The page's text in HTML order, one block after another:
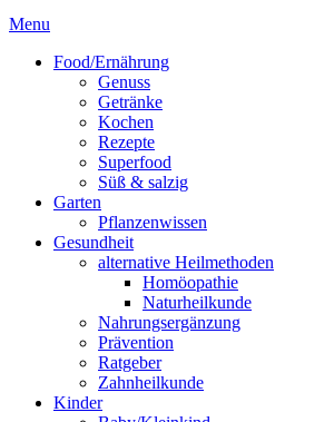
Menu
Food/Ernährung
Genuss
Getränke
Kochen
Rezepte
Superfood
Süß & salzig
Garten
Pflanzenwissen
Gesundheit
alternative Heilmethoden
Homöopathie
Naturheilkunde
Nahrungsergänzung
Prävention
Ratgeber
Zahnheilkunde
Kinder